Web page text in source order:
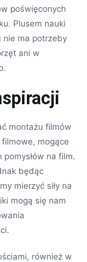
poświęconych
Plusem nauki
nie ma potrzeby
ani w
montażu filmów
mogące
pomysłów na film.
będąc
mierzyć siły na
mogą się nam
również w